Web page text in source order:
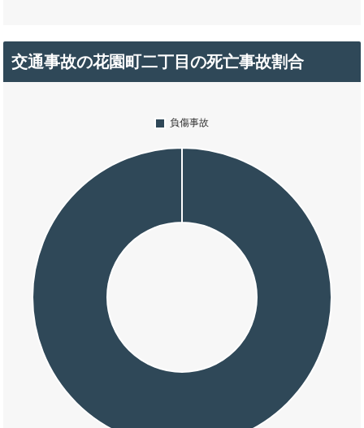
交通事故の花園町二丁目の死亡事故割合